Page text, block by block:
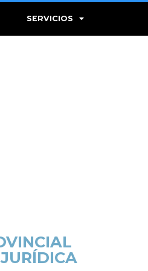
SERVICIOS